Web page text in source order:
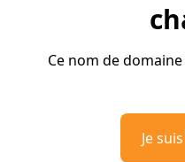
Ce nom de
Je